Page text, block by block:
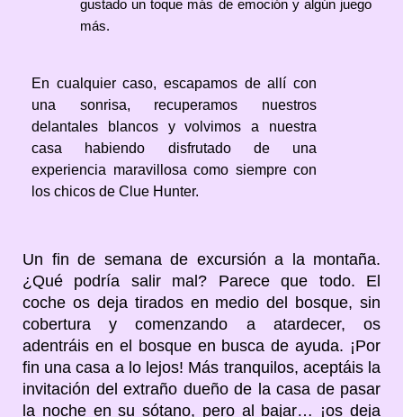
gustado un toque más de emoción y algún juego
más.
En cualquier caso, escapamos de allí con
una sonrisa, recuperamos nuestros
delantales blancos y volvimos a nuestra
casa habiendo disfrutado de una
experiencia maravillosa como siempre con
los chicos de Clue Hunter.
Un fin de semana de excursión a la montaña.
¿Qué podría salir mal? Parece que todo. El
coche os deja tirados en medio del bosque, sin
cobertura y comenzando a atardecer, os
adentráis en el bosque en busca de ayuda. ¡Por
fin una casa a lo lejos! Más tranquilos, aceptáis la
invitación del extraño dueño de la casa de pasar
la noche en su sótano, pero al bajar… ¡os deja